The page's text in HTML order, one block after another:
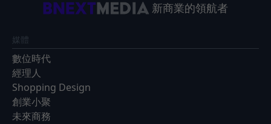
新商業的領航者
媒體
數位時代
經理人
Shopping Design
創業小聚
未來商務